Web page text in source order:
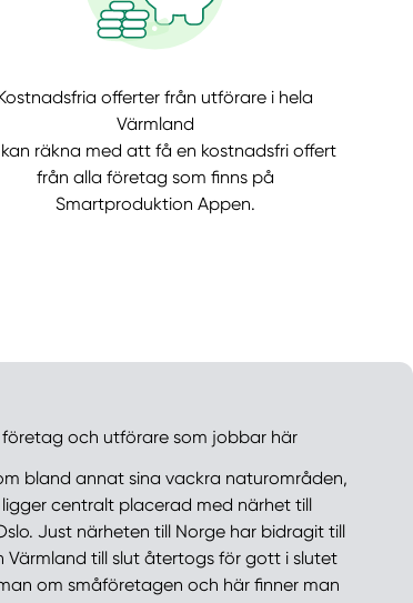
offerter från utförare i hela
Värmland
räkna med att få en kostnadsfri offert
från alla företag som finns på
Smartproduktion Appen.
och utförare som jobbar här
bland annat sina vackra naturområden,
centralt placerad med närhet till
Just närheten till Norge har bidragit till
Värmland till slut återtogs för gott i slutet
om småföretagen och här finner man